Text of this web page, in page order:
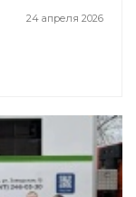
24 апреля 2026